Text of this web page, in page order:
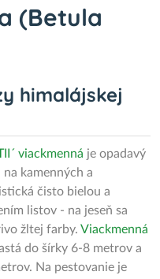
(Betula
himalájskej
viackmenná je opadavý
kamenných a
čisto bielou a
listov - na jeseň sa
žltej farby. Viackmenná
do šírky 6-8 metrov a
Na pestovanie je